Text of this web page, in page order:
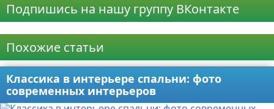
Подпишись на нашу группу ВКонтакте
Похожие статьи
Классика в интерьере спальни: фото
современных интерьеров